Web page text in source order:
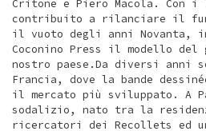
Critone e Piero Macola. Con
contribuito a rilanciare il
il vuoto degli anni Novanta,
Coconino Press il modello del
nostro paese.Da diversi anni
Francia, dove la bande
il mercato più sviluppato. A
sodalizio, nato tra la
ricercatori dei Recollets ed